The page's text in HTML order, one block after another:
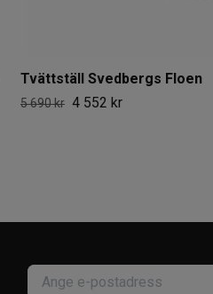
Tvättställ Svedbergs Floen
5 690 kr 4 552 kr